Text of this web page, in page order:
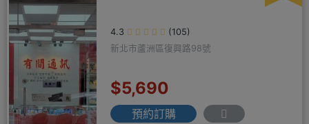
4.3
(105)
新北市蘆洲區復興路98號
$5,690
預約訂購